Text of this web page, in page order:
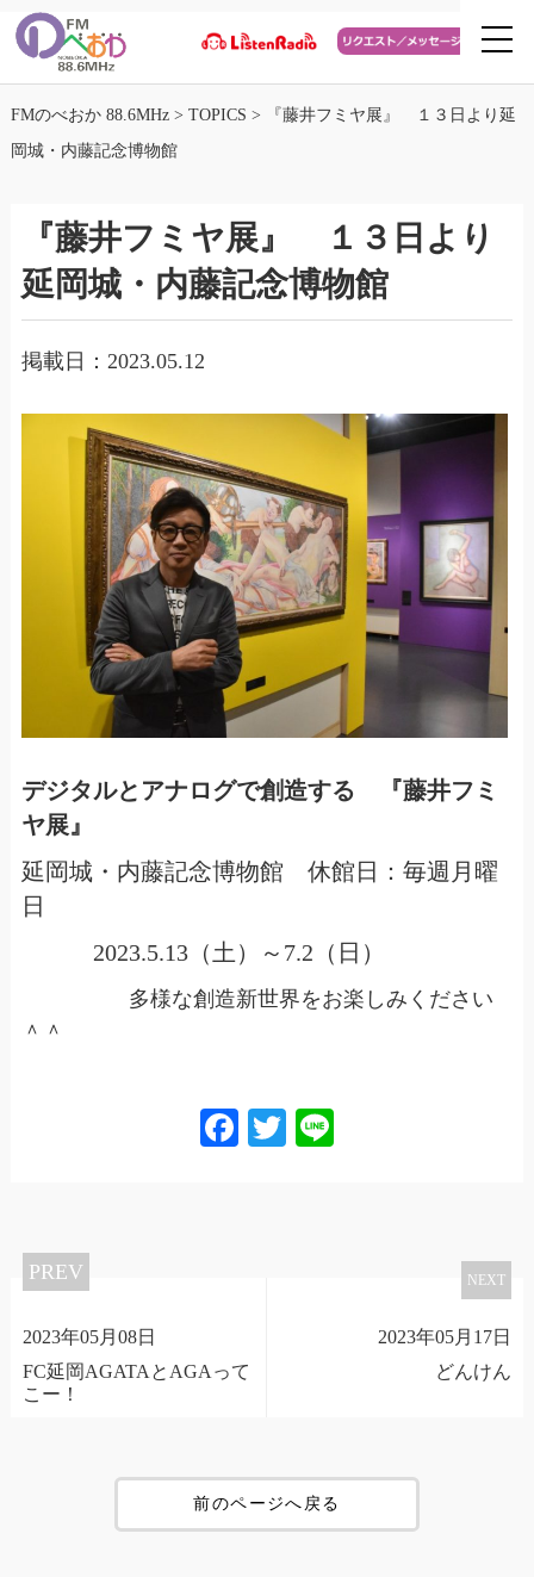
FMのべおか 88.6MHz> TOPICS >
『藤井フミヤ展』 １３日より延
岡城・内藤記念博物館
『藤井フミヤ展』 １３日より
延岡城・内藤記念博物館
掲載日：2023.05.12
デジタルとアナログで創造する 『藤井フミ
ヤ展』
延岡城・内藤記念博物館 休館日：毎週月曜
日
2023.5.13（土）～7.2（日）
多様な創造新世界をお楽しみください
＾＾
Facebook
Twitter
PREV
2023年05月08日
FC延岡AGATAとAGAって
こー！
NEXT
2023年05月17日
どんけん
前のページへ戻る